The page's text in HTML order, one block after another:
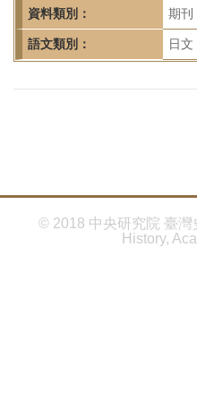
首
頁
資料類別： 期刊
語文類別： 日文
© 2018 中央研究院 臺灣
History,